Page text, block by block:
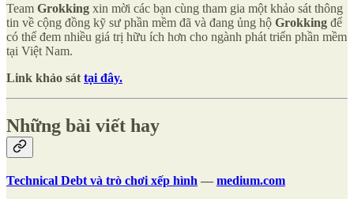
Team Grokking xin mời các bạn cùng tham gia một khảo sát thông
tin về cộng đồng kỹ sư phần mềm đã và đang ủng hộ Grokking để
có thể đem nhiều giá trị hữu ích hơn cho ngành phát triển phần mềm
tại Việt Nam.
Link khảo sát tại đây.
Những bài viết hay
Technical Debt và trò chơi xếp hình — medium.com